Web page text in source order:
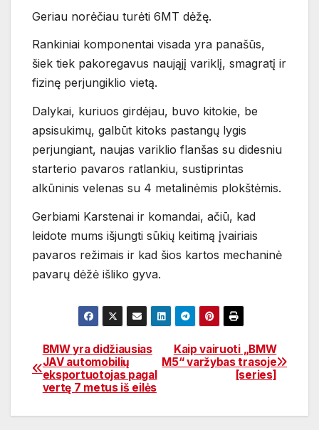
Geriau norėčiau turėti 6MT dėžę.
Rankiniai komponentai visada yra panašūs,
šiek tiek pakoregavus naująjį variklį, smagratį ir
fizinę perjungiklio vietą.
Dalykai, kuriuos girdėjau, buvo kitokie, be
apsisukimų, galbūt kitoks pastangų lygis
perjungiant, naujas variklio flanšas su didesniu
starterio pavaros ratlankiu, sustiprintas
alkūninis velenas su 4 metalinėmis plokštėmis.
Gerbiami Karstenai ir komandai, ačiū, kad
leidote mums išjungti sūkių keitimą įvairiais
pavaros režimais ir kad šios kartos mechaninė
pavarų dėžė išliko gyva.
Navigacija
tarp
įrašų
Kaip vairuoti „BMW
M5“ varžybas trasoje
[series]
BMW yra didžiausias
JAV automobilių
eksportuotojas pagal
vertę 7 metus iš eilės